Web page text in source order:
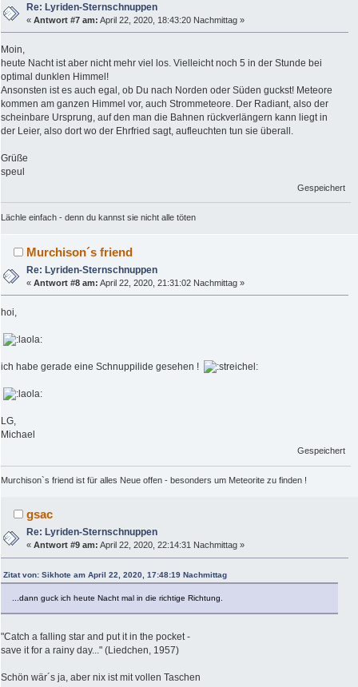
Re: Lyriden-Sternschnuppen
«Antwort #7 am: April 22, 2020, 18:43:20 Nachmittag »
Moin,
heute Nacht ist aber nicht mehr viel los. Vielleicht noch 5 in der Stunde bei
optimal dunklen Himmel!
Ansonsten ist es auch egal, ob Du nach Norden oder Süden guckst! Meteore
kommen am ganzen Himmel vor, auch Strommeteore. Der Radiant, also der
scheinbare Ursprung, auf den man die Bahnen rückverlängern kann liegt in
der Leier, also dort wo der Ehrfried sagt, aufleuchten tun sie überall.
Grüße
speul
Gespeichert
Lächle einfach - denn du kannst sie nicht alle töten
Murchison´s friend
Re: Lyriden-Sternschnuppen
«Antwort #8 am: April 22, 2020, 21:31:02 Nachmittag »
hoi,
ich habe gerade eine Schnuppilide gesehen !
LG,
Michael
Gespeichert
Murchison`s friend ist für alles Neue offen - besonders um Meteorite zu finden !
gsac
Re: Lyriden-Sternschnuppen
«Antwort #9 am: April 22, 2020, 22:14:31 Nachmittag »
Zitat von: Sikhote am April 22, 2020, 17:48:19 Nachmittag
...dann guck ich heute Nacht mal in die richtige Richtung.
"Catch a falling star and put it in the pocket -
save it for a rainy day..." (Liedchen, 1957)
Schön wär´s ja, aber nix ist mit vollen Taschen